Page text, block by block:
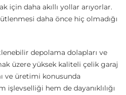
için daha akıllı yollar arıyorlar.
daha önce hiç olmadığı
depolama dolapları ve
üzere yüksek kaliteli çelik garaj
ve üretimi konusunda
işlevselliği hem de dayanıklılığı